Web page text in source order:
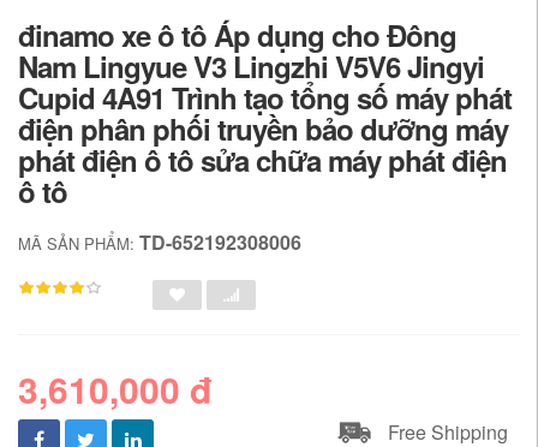
đinamo xe ô tô Áp dụng cho Đông
Nam Lingyue V3 Lingzhi V5V6 Jingyi
Cupid 4A91 Trình tạo tổng số máy phát
điện phân phối truyền bảo dưỡng máy
phát điện ô tô sửa chữa máy phát điện
ô tô
MÃ SẢN PHẨM: TD-652192308006
3,610,000 đ
Free Shipping